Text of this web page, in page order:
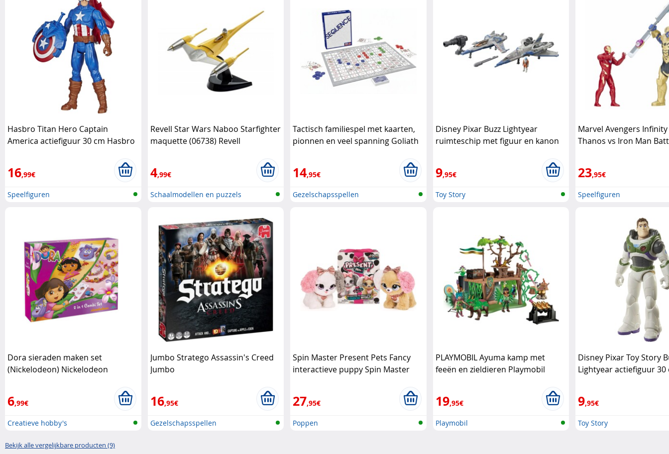
Hasbro Titan Hero Captain
America actiefiguur 30 cm Hasbro
16,99€
Speelfiguren
Revell Star Wars Naboo Starfighter
maquette (06738) Revell
4,99€
Schaalmodellen en puzzels
Tactisch familiespel met kaarten,
pionnen en veel spanning Goliath
14,95€
Gezelschapsspellen
Disney Pixar Buzz Lightyear
ruimteschip met figuur en kanon
9,95€
Toy Story
Marvel Avengers
Thanos vs Iron Man
23,95€
Speelfiguren
Dora sieraden maken set
(Nickelodeon) Nickelodeon
6,99€
Creatieve hobby's
Jumbo Stratego Assassin's Creed
Jumbo
16,95€
Gezelschapsspellen
Spin Master Present Pets Fancy
interactieve puppy Spin Master
27,95€
Poppen
PLAYMOBIL Ayuma kamp met
feeën en zieldieren Playmobil
19,95€
Playmobil
Disney Pixar Toy Story
Lightyear actiefiguur 30
9,95€
Toy Story
Bekijk alle vergelijkbare producten (9)